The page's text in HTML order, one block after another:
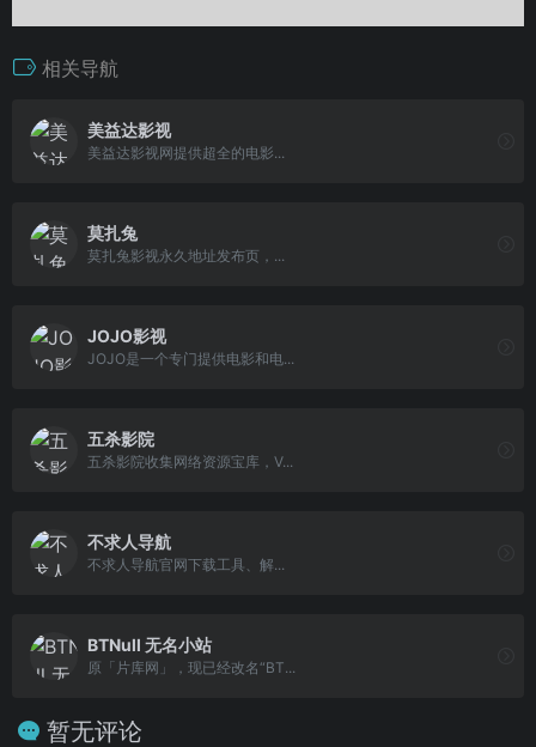
相关导航
美益达影视
美益达影视网提供超全的电影...
莫扎兔
莫扎兔影视永久地址发布页，...
JOJO影视
JOJO是一个专门提供电影和电...
五杀影院
五杀影院收集网络资源宝库，V...
不求人导航
不求人导航官网下载工具、解...
BTNull 无名小站
原「片库网」，现已经改名“BT...
暂无评论